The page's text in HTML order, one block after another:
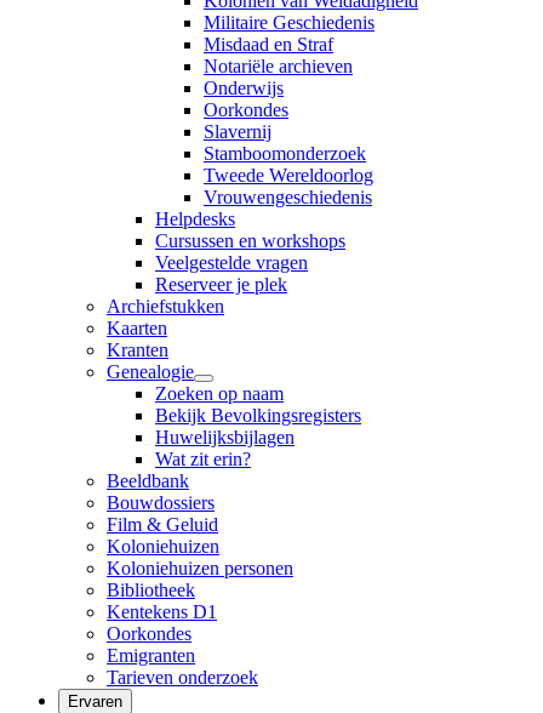
Militaire Geschiedenis
Misdaad en Straf
Notariële archieven
Onderwijs
Oorkondes
Slavernij
Stamboomonderzoek
Tweede Wereldoorlog
Vrouwengeschiedenis
Helpdesks
Cursussen en workshops
Veelgestelde vragen
Reserveer je plek
Archiefstukken
Kaarten
Kranten
Genealogie
Zoeken op naam
Bekijk Bevolkingsregisters
Huwelijksbijlagen
Wat zit erin?
Beeldbank
Bouwdossiers
Film & Geluid
Koloniehuizen
Koloniehuizen personen
Bibliotheek
Kentekens D1
Oorkondes
Emigranten
Tarieven onderzoek
Ervaren